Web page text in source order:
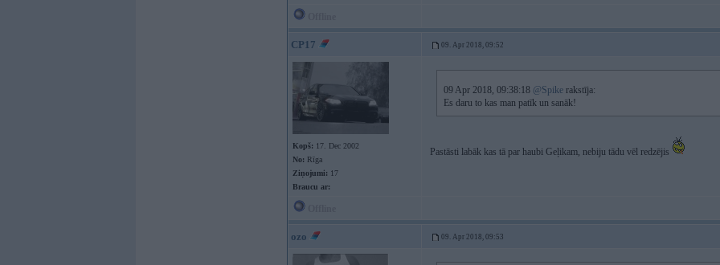
CP17 09. Apr 2018, 09:52
Kopš: 17. Dec 2002
No: Rīga
Ziņojumi: 17
Braucu ar:
09 Apr 2018, 09:38:18 @Spike rakstīja:
Es daru to kas man patīk un sanāk!
Pastāsti labāk kas tā par haubi Geļikam, nebiju tādu vēl redzējis
ozo 09. Apr 2018, 09:53